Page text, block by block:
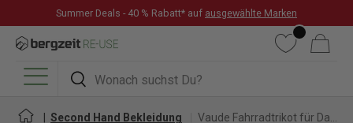
DIREKT ZUM INHALT
Summer Deals - 40 % Rabatt* auf ausgewählte Marken
Suchen
Suchen
WunschlisteWarenkorb
Menü
Second Hand Bekleidung